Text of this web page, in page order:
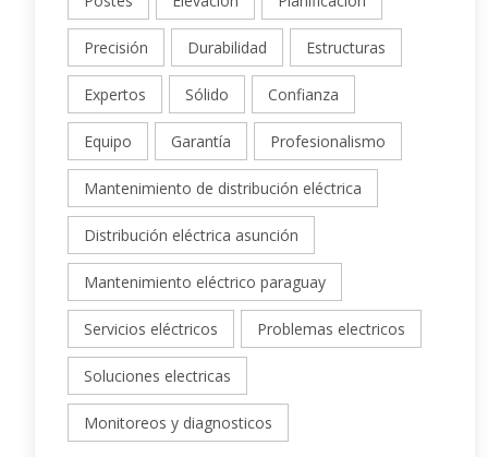
Precisión Durabilidad Estructuras
Expertos Sólido Confianza
Equipo Garantía Profesionalismo
Mantenimiento de distribución eléctrica
Distribución eléctrica asunción
Mantenimiento eléctrico paraguay
Servicios eléctricos Problemas electricos
Soluciones electricas
Monitoreos y diagnosticos